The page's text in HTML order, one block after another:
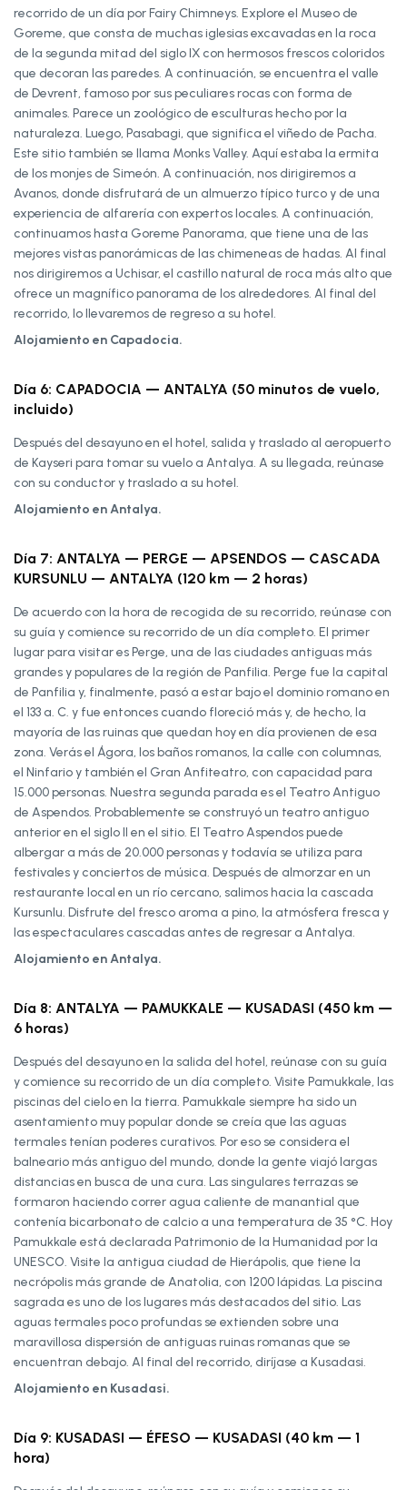
recorrido de un día por Fairy Chimneys. Explore el Museo de
Goreme, que consta de muchas iglesias excavadas en la roca
de la segunda mitad del siglo IX con hermosos frescos coloridos
que decoran las paredes. A continuación, se encuentra el valle
de Devrent, famoso por sus peculiares rocas con forma de
animales. Parece un zoológico de esculturas hecho por la
naturaleza. Luego, Pasabagi, que significa el viñedo de Pacha.
Este sitio también se llama Monks Valley. Aquí estaba la ermita
de los monjes de Simeón. A continuación, nos dirigiremos a
Avanos, donde disfrutará de un almuerzo típico turco y de una
experiencia de alfarería con expertos locales. A continuación,
continuamos hasta Goreme Panorama, que tiene una de las
mejores vistas panorámicas de las chimeneas de hadas. Al final
nos dirigiremos a Uchisar, el castillo natural de roca más alto que
ofrece un magnífico panorama de los alrededores. Al final del
recorrido, lo llevaremos de regreso a su hotel.
Alojamiento en Capadocia.
Día 6: CAPADOCIA — ANTALYA (50 minutos de vuelo,
incluido)
Después del desayuno en el hotel, salida y traslado al aeropuerto
de Kayseri para tomar su vuelo a Antalya. A su llegada, reúnase
con su conductor y traslado a su hotel.
Alojamiento en Antalya.
Día 7: ANTALYA — PERGE — APSENDOS — CASCADA
KURSUNLU — ANTALYA (120 km — 2 horas)
De acuerdo con la hora de recogida de su recorrido, reúnase con
su guía y comience su recorrido de un día completo. El primer
lugar para visitar es Perge, una de las ciudades antiguas más
grandes y populares de la región de Panfilia. Perge fue la capital
de Panfilia y, finalmente, pasó a estar bajo el dominio romano en
el 133 a. C. y fue entonces cuando floreció más y, de hecho, la
mayoría de las ruinas que quedan hoy en día provienen de esa
zona. Verás el Ágora, los baños romanos, la calle con columnas,
el Ninfario y también el Gran Anfiteatro, con capacidad para
15.000 personas. Nuestra segunda parada es el Teatro Antiguo
de Aspendos. Probablemente se construyó un teatro antiguo
anterior en el siglo II en el sitio. El Teatro Aspendos puede
albergar a más de 20.000 personas y todavía se utiliza para
festivales y conciertos de música. Después de almorzar en un
restaurante local en un río cercano, salimos hacia la cascada
Kursunlu. Disfrute del fresco aroma a pino, la atmósfera fresca y
las espectaculares cascadas antes de regresar a Antalya.
Alojamiento en Antalya.
Día 8: ANTALYA — PAMUKKALE — KUSADASI (450 km —
6 horas)
Después del desayuno en la salida del hotel, reúnase con su guía
y comience su recorrido de un día completo. Visite Pamukkale, las
piscinas del cielo en la tierra. Pamukkale siempre ha sido un
asentamiento muy popular donde se creía que las aguas
termales tenían poderes curativos. Por eso se considera el
balneario más antiguo del mundo, donde la gente viajó largas
distancias en busca de una cura. Las singulares terrazas se
formaron haciendo correr agua caliente de manantial que
contenía bicarbonato de calcio a una temperatura de 35 °C. Hoy
Pamukkale está declarada Patrimonio de la Humanidad por la
UNESCO. Visite la antigua ciudad de Hierápolis, que tiene la
necrópolis más grande de Anatolia, con 1200 lápidas. La piscina
sagrada es uno de los lugares más destacados del sitio. Las
aguas termales poco profundas se extienden sobre una
maravillosa dispersión de antiguas ruinas romanas que se
encuentran debajo. Al final del recorrido, diríjase a Kusadasi.
Alojamiento en Kusadasi.
Día 9: KUSADASI — ÉFESO — KUSADASI (40 km — 1
hora)